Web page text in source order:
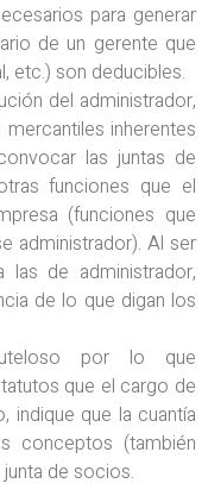
para generar
de un gerente que
etc.) son deducibles.
del administrador,
inherentes
las juntas de
funciones que el
(funciones que
administrador). Al ser
de administrador,
de lo que digan los
por lo que
que el cargo de
indique que la cuantía
conceptos (también
de socios.